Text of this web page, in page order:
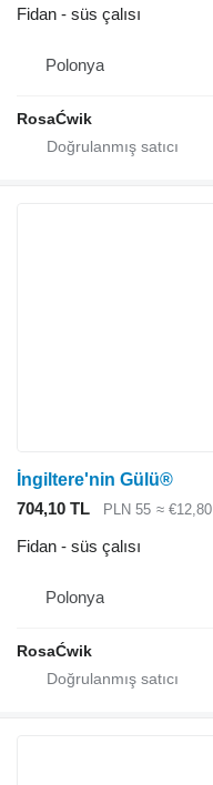
Fidan - süs çalısı
Polonya
RosaĆwik
İngiltere'nin Gülü®
704,10 TL
PLN 55 ≈ €12,80
Fidan - süs çalısı
Polonya
RosaĆwik